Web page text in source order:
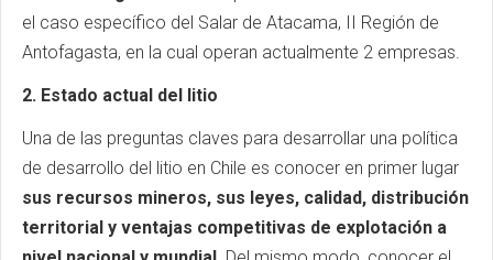
el caso específico del Salar de Atacama, II Región de
Antofagasta, en la cual operan actualmente 2 empresas.
2. Estado actual del litio
Una de las preguntas claves para desarrollar una política
de desarrollo del litio en Chile es conocer en primer lugar
sus recursos mineros, sus leyes, calidad, distribución
territorial y ventajas competitivas de explotación a